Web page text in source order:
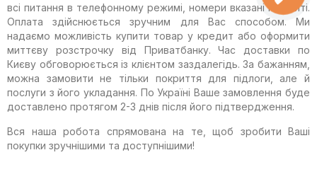
всі питання в телефонному режимі, номери вказані на сайті.
Оплата здійснюється зручним для Вас способом. Ми
надаємо можливість купити товар у кредит або оформити
миттєву розстрочку від Приватбанку. Час доставки по
Києву обговорюється із клієнтом заздалегідь. За бажанням,
можна замовити не тільки покриття для підлоги, але й
послуги з його укладання. По Україні Ваше замовлення буде
доставлено протягом 2-3 днів після його підтвердження.
Вся наша робота спрямована на те, щоб зробити Ваші
покупки зручнішими та доступнішими!